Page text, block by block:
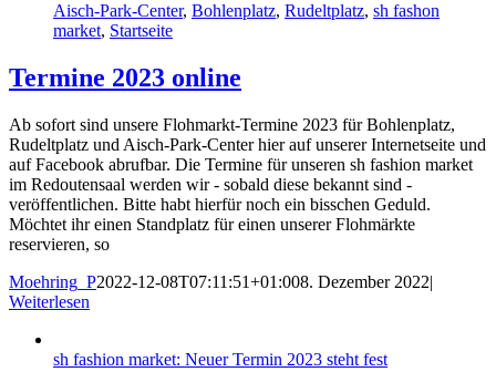
Aisch-Park-Center, Bohlenplatz, Rudeltplatz, sh fashon
market, Startseite
Termine 2023 online
Ab sofort sind unsere Flohmarkt-Termine 2023 für Bohlenplatz,
Rudeltplatz und Aisch-Park-Center hier auf unserer Internetseite und
auf Facebook abrufbar. Die Termine für unseren sh fashion market
im Redoutensaal werden wir - sobald diese bekannt sind -
veröffentlichen. Bitte habt hierfür noch ein bisschen Geduld.
Möchtet ihr einen Standplatz für einen unserer Flohmärkte
reservieren, so
Moehring_P2022-12-08T07:11:51+01:008. Dezember 2022|
Weiterlesen
sh fashion market: Neuer Termin 2023 steht fest